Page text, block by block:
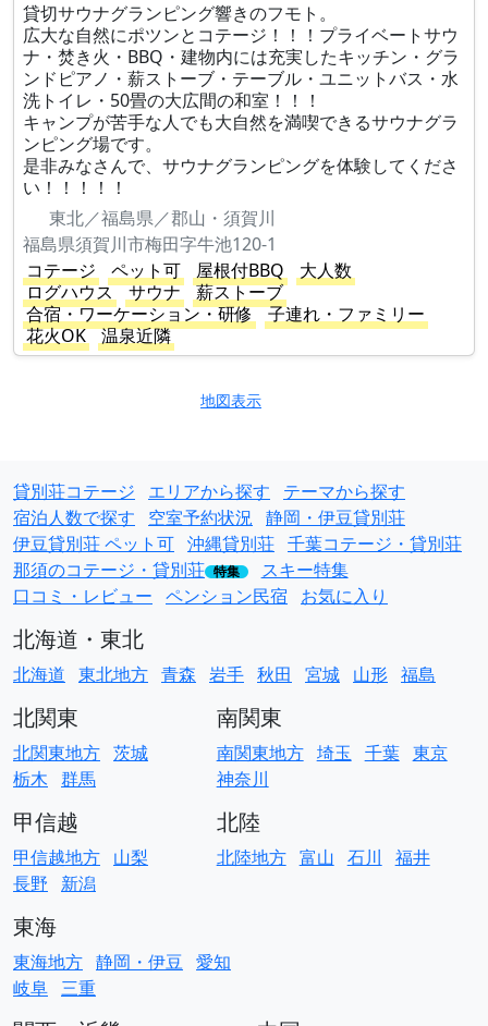
貸切サウナグランピング響きのフモト。
広大な自然にポツンとコテージ！！！プライベートサウ
ナ・焚き火・BBQ・建物内には充実したキッチン・グラ
ンドピアノ・薪ストーブ・テーブル・ユニットバス・水
洗トイレ・50畳の大広間の和室！！！
キャンプが苦手な人でも大自然を満喫できるサウナグラ
ンピング場です。
是非みなさんで、サウナグランピングを体験してくださ
い！！！！！
東北／福島県／郡山・須賀川
福島県須賀川市梅田字牛池120-1
コテージ
ペット可 屋根付BBQ
大人数
ログハウス
サウナ
薪ストーブ
合宿・ワーケーション・研修
子連れ・ファミリー
花火OK
温泉近隣
地図表示
貸別荘コテージ エリアから探す
テーマから探す
宿泊人数で探す
空室予約状況 静岡・伊豆貸別荘
伊豆貸別荘 ペット可 沖縄貸別荘 千葉コテージ・貸別荘
那須のコテージ・貸別荘 特集
スキー特集
口コミ・レビュー ペンション民宿 お気に入り
北海道・東北
北海道 東北地方 青森 岩手 秋田 宮城 山形 福島
北関東
北関東地方 茨城
栃木 群馬
南関東
南関東地方 埼玉 千葉 東京
神奈川
甲信越
甲信越地方 山梨
長野
新潟
北陸
北陸地方 富山 石川 福井
東海
東海地方 静岡・伊豆 愛知
岐阜 三重